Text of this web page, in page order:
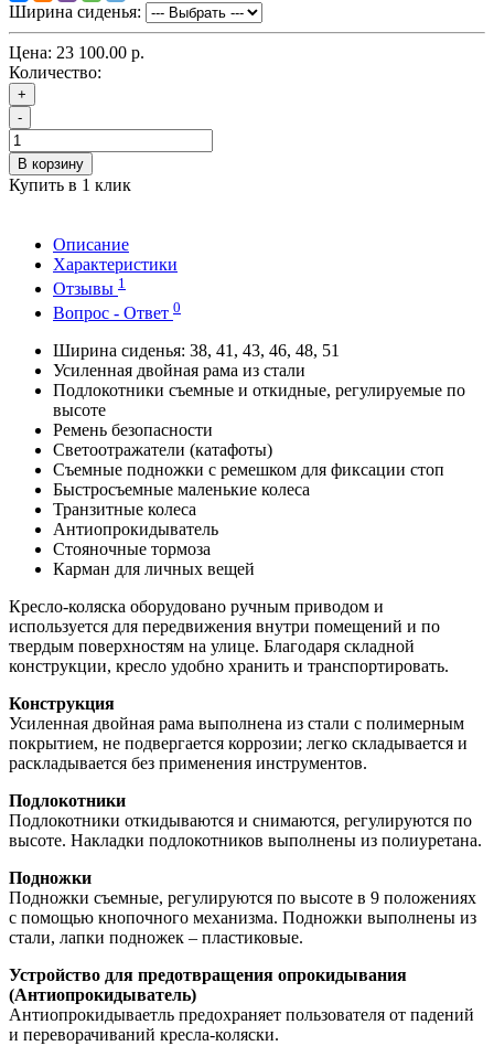
Ширина сиденья:
Цена: 23 100.00 р.
Количество:
+
-
В корзину
Купить в 1 клик
Описание
Характеристики
Отзывы 1
Вопрос - Ответ 0
Ширина сиденья: 38, 41, 43, 46, 48, 51
Усиленная двойная рама из стали
Подлокотники съемные и откидные, регулируемые по
высоте
Ремень безопасности
Светоотражатели (катафоты)
Съемные подножки с ремешком для фиксации стоп
Быстросъемные маленькие колеса
Транзитные колеса
Антиопрокидыватель
Стояночные тормоза
Карман для личных вещей
Кресло-коляска оборудовано ручным приводом и
используется для передвижения внутри помещений и по
твердым поверхностям на улице. Благодаря складной
конструкции, кресло удобно хранить и транспортировать.
Конструкция
Усиленная двойная рама выполнена из стали с полимерным
покрытием, не подвергается коррозии; легко складывается и
раскладывается без применения инструментов.
Подлокотники
Подлокотники откидываются и снимаются, регулируются по
высоте. Накладки подлокотников выполнены из полиуретана.
Подножки
Подножки съемные, регулируются по высоте в 9 положениях
с помощью кнопочного механизма. Подножки выполнены из
стали, лапки подножек – пластиковые.
Устройство для предотвращения опрокидывания
(Антиопрокидыватель)
Антиопрокидываетль предохраняет пользователя от падений
и переворачиваний кресла-коляски.